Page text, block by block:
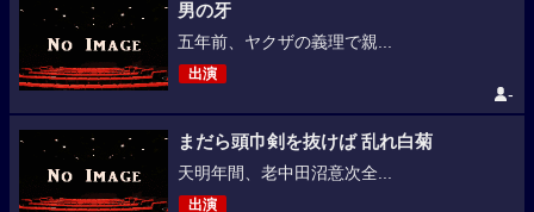
男の牙
五年前、ヤクザの義理で親...
出演
-
まだら頭巾剣を抜けば 乱れ白菊
天明年間、老中田沼意次全...
出演